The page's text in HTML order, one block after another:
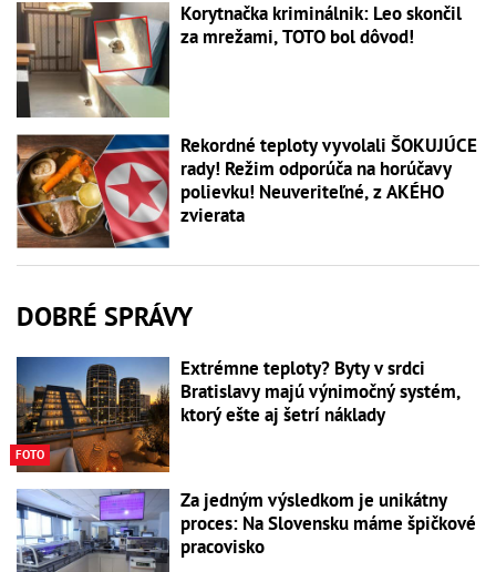
Korytnačka kriminálnik: Leo skončil
za mrežami, TOTO bol dôvod!
Rekordné teploty vyvolali ŠOKUJÚCE
rady! Režim odporúča na horúčavy
polievku! Neuveriteľné, z AKÉHO
zvierata
DOBRÉ SPRÁVY
FOTO
Extrémne teploty? Byty v srdci
Bratislavy majú výnimočný systém,
ktorý ešte aj šetrí náklady
Za jedným výsledkom je unikátny
proces: Na Slovensku máme špičkové
pracovisko